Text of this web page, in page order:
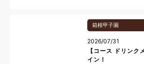
箱根甲子園
2026/07/31
【コース ドリンク
イン！